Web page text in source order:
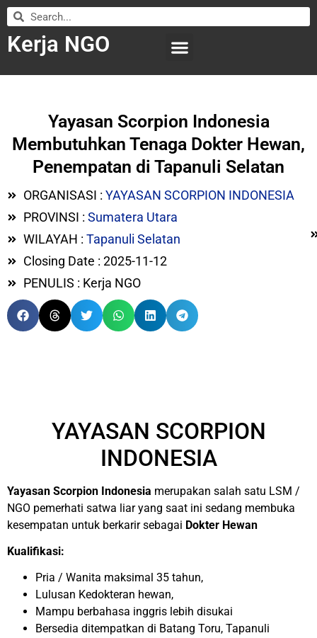
Kerja NGO
Yayasan Scorpion Indonesia
Membutuhkan Tenaga Dokter Hewan,
Penempatan di Tapanuli Selatan
ORGANISASI : YAYASAN SCORPION INDONESIA
PROVINSI : Sumatera Utara
WILAYAH : Tapanuli Selatan
Closing Date : 2025-11-12
PENULIS : Kerja NGO
YAYASAN SCORPION
INDONESIA
Yayasan Scorpion Indonesia merupakan salah satu LSM /
NGO pemerhati satwa liar yang saat ini sedang membuka
kesempatan untuk berkarir sebagai Dokter Hewan
Kualifikasi:
Pria / Wanita maksimal 35 tahun,
Lulusan Kedokteran hewan,
Mampu berbahasa inggris lebih disukai
Bersedia ditempatkan di Batang Toru, Tapanuli